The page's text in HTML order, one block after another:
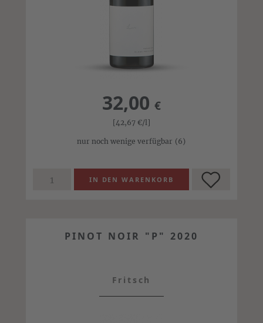
32,00 €
[42,67 €/l]
nur noch wenige verfügbar (6)
PINOT NOIR "P" 2020
Fritsch